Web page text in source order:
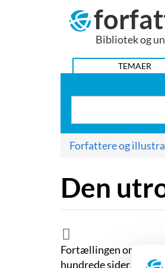
Bibliotek og
HOVEDMENU
TEMAER
Forfattere og
Den
Fortællingen om en
hundrede sider lange